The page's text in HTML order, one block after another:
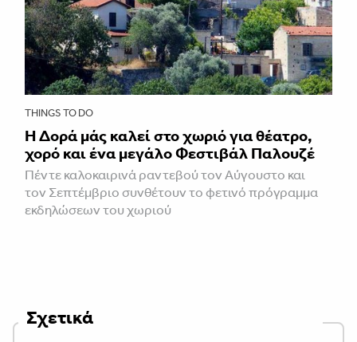
THINGS TO DO
Η Δορά μάς καλεί στο χωριό για θέατρο,
χορό και ένα μεγάλο Φεστιβάλ Παλουζέ
Πέντε καλοκαιρινά ραντεβού τον Αύγουστο και
τον Σεπτέμβριο συνθέτουν το φετινό πρόγραμμα
εκδηλώσεων του χωριού
Σχετικά